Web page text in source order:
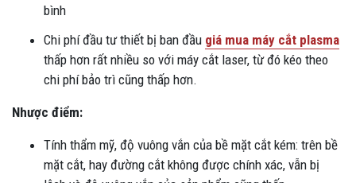
bình
Chi phí đầu tư thiết bị ban đầu giá mua máy cắt plasma
thấp hơn rất nhiều so với máy cắt laser, từ đó kéo theo
chi phí bảo trì cũng thấp hơn.
Nhược điểm:
Tính thẩm mỹ, độ vuông vắn của bề mặt cắt kém: trên bề
mặt cắt, hay đường cắt không được chính xác, vẫn bị